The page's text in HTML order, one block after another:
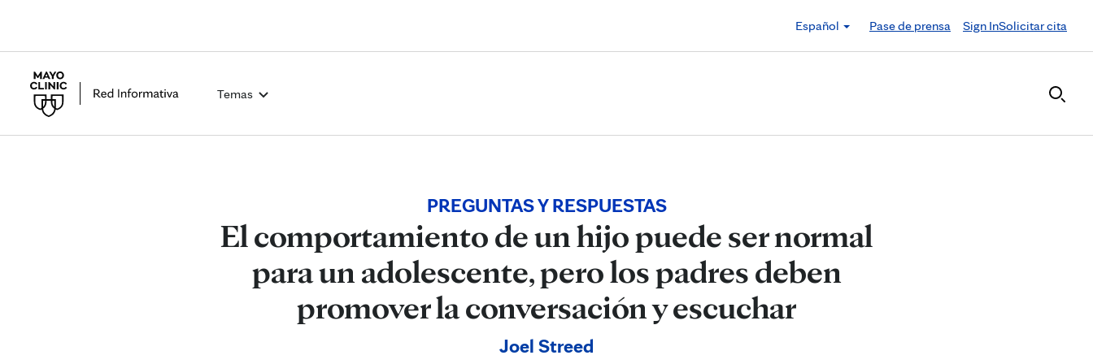
Español
Pase de prensa Sign InSolicitar cita
Temas
PREGUNTAS Y RESPUESTAS
El comportamiento de un hijo puede ser normal
para un adolescente, pero los padres deben
promover la conversación y escuchar
Joel Streed